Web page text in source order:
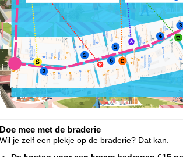
Doe mee met de braderie
Wil je zelf een plekje op de braderie? Dat kan.